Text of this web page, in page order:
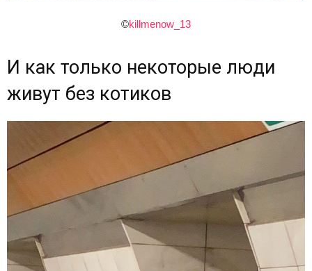
©killmenow_13
И как только некоторые люди
живут без котиков